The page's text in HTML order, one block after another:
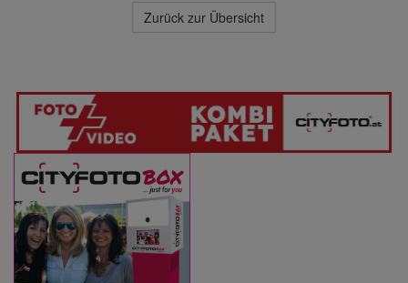
Zurück zur Übersicht